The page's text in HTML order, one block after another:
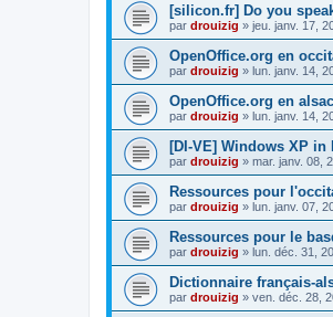
[silicon.fr] Do you
par drouizig » jeu. janv. 17,
OpenOffice.org en
par drouizig » lun. janv. 14,
OpenOffice.org en
par drouizig » lun. janv. 14,
[DI-VE] Windows XP in
par drouizig » mar. janv. 08,
Ressources pour
par drouizig » lun. janv. 07,
Ressources pour le
par drouizig » lun. déc. 31,
Dictionnaire français-
par drouizig » ven. déc. 28,